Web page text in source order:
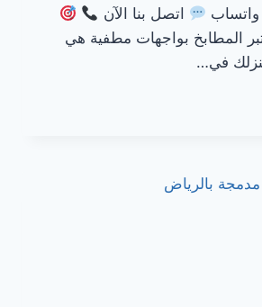
واتساب
اتصل بنا الآن
المطابخ بواجهات مطفية هي
في…